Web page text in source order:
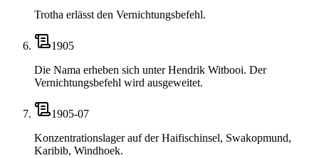
Trotha erlässt den Vernichtungsbefehl.
1905
Die Nama erheben sich unter Hendrik Witbooi. Der
Vernichtungsbefehl wird ausgeweitet.
1905-07
Konzentrationslager auf der Haifischinsel, Swakopmund,
Karibib, Windhoek.